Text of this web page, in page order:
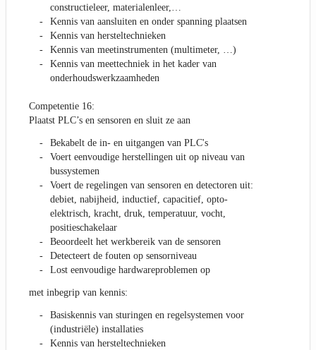
constructieleer, materialenleer,…
Kennis van aansluiten en onder spanning plaatsen
Kennis van hersteltechnieken
Kennis van meetinstrumenten (multimeter, …)
Kennis van meettechniek in het kader van
onderhoudswerkzaamheden
Competentie 16:
Plaatst PLC’s en sensoren en sluit ze aan
Bekabelt de in- en uitgangen van PLC's
Voert eenvoudige herstellingen uit op niveau van
bussystemen
Voert de regelingen van sensoren en detectoren uit:
debiet, nabijheid, inductief, capacitief, opto-
elektrisch, kracht, druk, temperatuur, vocht,
positieschakelaar
Beoordeelt het werkbereik van de sensoren
Detecteert de fouten op sensorniveau
Lost eenvoudige hardwareproblemen op
met inbegrip van kennis:
Basiskennis van sturingen en regelsystemen voor
(industriële) installaties
Kennis van hersteltechnieken